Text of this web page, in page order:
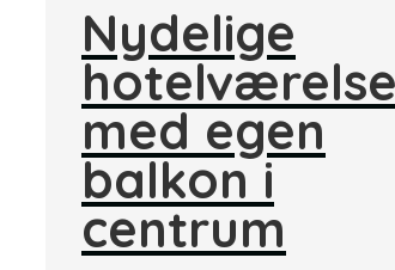
Nydelige
med egen
balkon i
centrum